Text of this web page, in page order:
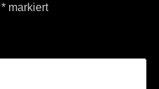
*markiert